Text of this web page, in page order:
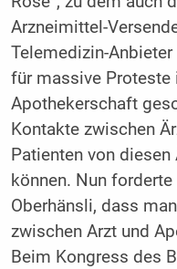
Arzneimittel-
Telemedizin-
für massive Proteste
Apothekerschaft
Kontakte zwischen
Patienten von
können. Nun forderte
Oberhänsli, dass
zwischen Arzt und
Beim Kongress des